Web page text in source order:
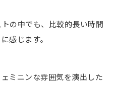
の中でも、比較的長い時間
感じます。
ミニンな雰囲気を演出した